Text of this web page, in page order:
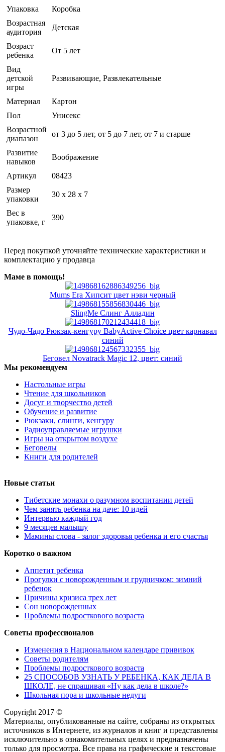
Упаковка
Коробка
Возрастная
аудитория
Детская
Возраст
ребенка
От 5 лет
Вид
детской
игры
Развивающие, Развлекательные
Материал
Картон
Пол
Унисекс
Возрастной
диапазон
от 3 до 5 лет, от 5 до 7 лет, от 7 и старше
Развитие
навыков
Воображение
Артикул
08423
Размер
упаковки
30 х 28 х 7
Вес в
упаковке, г
390
Перед покупкой уточняйте технические характеристики и
комплектацию у продавца
Маме в помощь!
Mums Era Хипсит цвет нэви черный
SlingMe Слинг Алладин
Чудо-Чадо Рюкзак-кенгуру BabyActive Choice цвет карнавал
синий
Беговел Novatrack Magic 12, цвет: синий
Мы рекомендуем
Настольные игры
Чтение для школьников
Досуг и творчество детей
Обучение и развитие
Рюкзаки, слинги, кенгуру
Радиоуправляемые игрушки
Игры на открытом воздухе
Беговелы
Книги для родителей
Новые статьи
Тибетские монахи о разумном воспитании детей
Чем занять ребенка на даче: 10 идей
Интервью каждый год
9 месяцев малышу
Мамины слова - залог здоровья ребенка и его счастья
Коротко о важном
Аппетит ребенка
Прогулки с новорожденным и грудничком: зимний
ребенок
Причины кризиса трех лет
Сон новорожденных
Проблемы подросткового возраста
Советы профессионалов
Изменения в Национальном календаре прививок
Советы родителям
Проблемы подросткового возраста
25 СПОСОБОВ УЗНАТЬ У РЕБЕНКА, КАК ДЕЛА В
ШКОЛЕ, не спрашивая «Ну как дела в школе?»
Школьная пора и школьные недуги
Copyright 2017 ©
Материалы, опубликованные на сайте, собраны из открытых
источников в Интернете, из журналов и книг и представлены
исключительно в ознакомительных целях и предназначены
только для просмотра. Все права на графические и текстовые